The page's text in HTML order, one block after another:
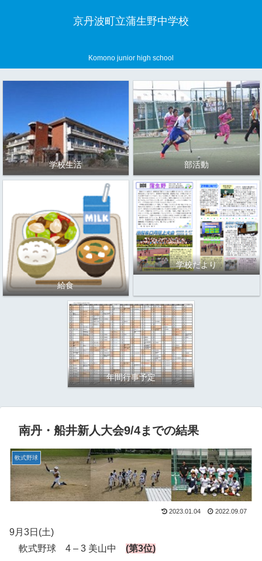
京丹波町立蒲生野中学校
Komono junior high school
学校生活 部活動
給食
学校だより
年間行事予定
南丹・船井新人大会9/4までの結果
軟式野球
2023.01.04 2022.09.07
9月3日(土)
軟式野球 4 – 3 美山中 (第3位)